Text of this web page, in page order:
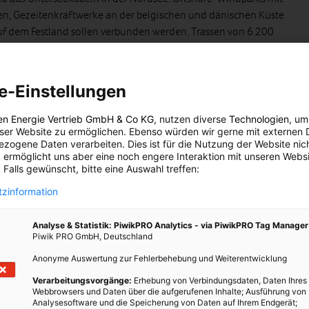
Gezeitenkraftwerke an der belgischen und dänischen Küste
Festland sollen verbunden werden. Trassen von 6.200
werden (5).
Projekts Desertec aus Nordafrika und Nahost zugeliefert
sich sogenannte „virtuelle Kraftwerke“, bestehend aus einem
Wind-, Solar- und Biogasanlagen, die wie ein einzig
Netzleitwarte gesteuert werden und unter Berücksichtigung
und Wetterprognose zugeschaltet werden können. Die
wird zum Großhirn des Intelligenten Netzes.
folgt aus: Morgens zwischen 6 und 7 Uhr, wenn alle aufstehen
steil an. Nach einem leichten Abstieg folgt zur
18 und 20 Uhr, wenn das Abendessen zubereitet wird und
Lastspitze erreicht. Der Mindestbedarf wird von Kraftwerken
laufen. Steigt der Verbrauch an, weitere hinzugeschaltet. Und
von Null auf Hundert sind, laufen auch sie ständig in einer Art
Einstellungen
Energie Vertrieb GmbH & Co KG, nutzen diverse Technologien,
Website zu ermöglichen. Ebenso würden wir gerne mit externen
Daten verarbeiten. Dies ist für die Nutzung der Website
ermöglicht uns aber eine noch engere Interaktion mit unseren
Falls gewünscht, bitte eine Auswahl treffen:
Analyse & Statistik: PiwikPRO Analytics - via PiwikPRO Tag Manager
Piwik PRO GmbH, Deutschland
Anonyme Auswertung zur Fehlerbehebung und Weiterentwicklung
Verarbeitungsvorgänge: Erhebung von Verbindungsdaten, Daten Ihres
Webbrowsers und Daten über die aufgerufenen Inhalte; Ausführung von
Analysesoftware und die Speicherung von Daten auf Ihrem Endgerät;